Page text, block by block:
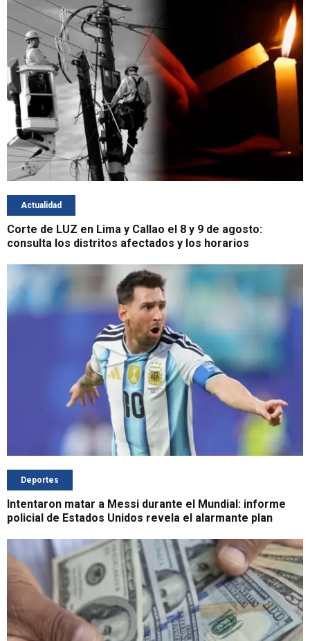
Actualidad
Corte de LUZ en Lima y Callao el 8 y 9 de agosto:
consulta los distritos afectados y los horarios
Deportes
Intentaron matar a Messi durante el Mundial: informe
policial de Estados Unidos revela el alarmante plan